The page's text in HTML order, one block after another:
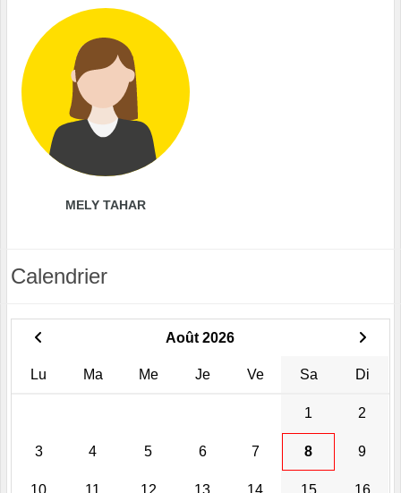
MELY TAHAR
Calendrier
Août 2026
Lu Ma Me Je Ve Sa Di
1 2
3 4 5 6 7 8 9